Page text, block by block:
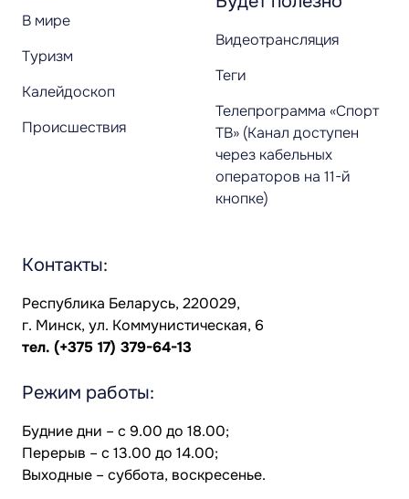
В мире
Туризм
Калейдоскоп
Происшествия
Видеотрансляция
Теги
Телепрограмма «Спорт
ТВ» (Канал доступен
через кабельных
операторов на 11-й
кнопке)
Контакты:
Республика Беларусь, 220029,
г. Минск, ул. Коммунистическая, 6
тел. (+375 17) 379-64-13
Режим работы:
Будние дни – с 9.00 до 18.00;
Перерыв – с 13.00 до 14.00;
Выходные – суббота, воскресенье.